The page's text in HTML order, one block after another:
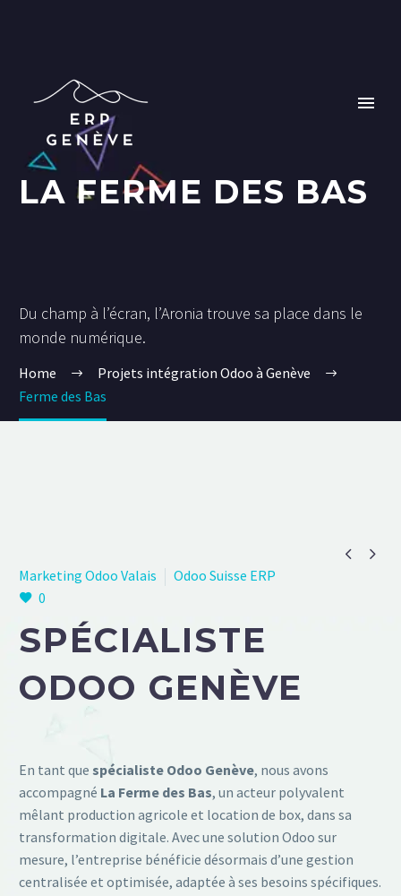
LA FERME DES BAS
Du champ à l’écran, l’Aronia trouve sa place dans le
monde numérique.
Home
Projets intégration Odoo à Genève
Ferme des Bas
 
Marketing Odoo Valais
Odoo Suisse ERP
0
SPÉCIALISTE
ODOO GENÈVE
En tant que spécialiste Odoo Genève, nous avons
accompagné La Ferme des Bas, un acteur polyvalent
mêlant production agricole et location de box, dans sa
transformation digitale. Avec une solution Odoo sur
mesure, l’entreprise bénéficie désormais d’une gestion
centralisée et optimisée, adaptée à ses besoins spécifiques.